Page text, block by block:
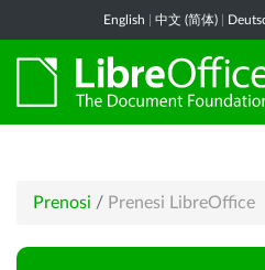
English 中文 (简体)
Prenosi / Prenesi LibreOffice